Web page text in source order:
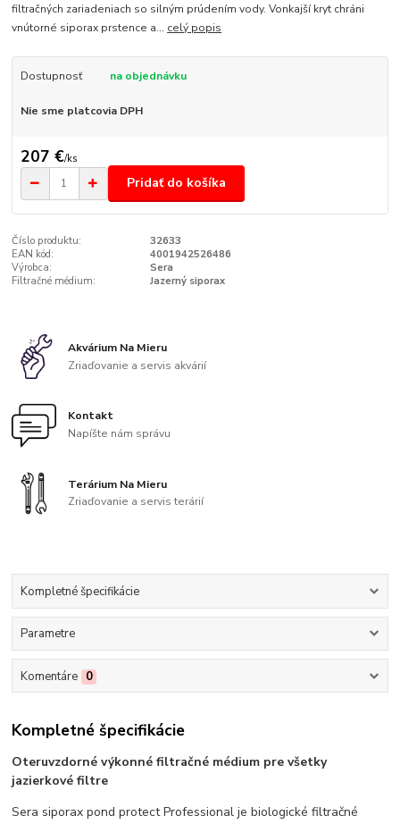
filtračných zariadeniach so silným prúdením vody. Vonkajší kryt chráni
vnútorné siporax prstence a... celý popis
Dostupnosť na objednávku
Nie sme platcovia DPH
207 €/ks
Pridať do košíka
Číslo produktu:
32633
EAN kód:
4001942526486
Výrobca:
Sera
Filtračné médium:
Jazerný siporax
Akvárium Na Mieru
Zriaďovanie a servis akvárií
Kontakt
Napíšte nám správu
Terárium Na Mieru
Zriaďovanie a servis terárií
Kompletné špecifikácie
Parametre
Komentáre 0
Kompletné špecifikácie
Oteruvzdorné výkonné filtračné médium pre všetky
jazierkové filtre
Sera siporax pond protect Professional je biologické filtračné